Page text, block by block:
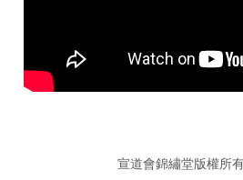
宣道會錦繡堂版權所